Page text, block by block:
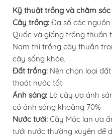
Kỹ thuật trồng và chăm
Cây trồng: Đa số các
Quốc và giống trồng thuần
Nam thì trồng cây thuần
cây sống khỏe.
Đất trồng: Nên chọn loại
thoát nước tốt
Ánh sáng: Là cây ưa ánh
có ánh sáng khoảng 70%
Nước tưới: Cây Mộc lan ưa
tưới nước thường xuyên để